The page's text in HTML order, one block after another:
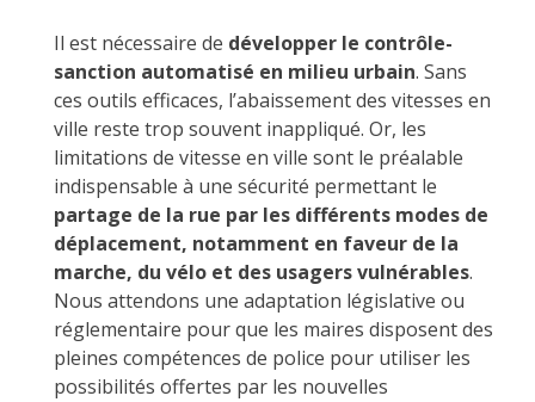
Il est nécessaire de développer le contrôle-
sanction automatisé en milieu urbain. Sans
ces outils efficaces, l’abaissement des vitesses en
ville reste trop souvent inappliqué. Or, les
limitations de vitesse en ville sont le préalable
indispensable à une sécurité permettant le
partage de la rue par les différents modes de
déplacement, notamment en faveur de la
marche, du vélo et des usagers vulnérables.
Nous attendons une adaptation législative ou
réglementaire pour que les maires disposent des
pleines compétences de police pour utiliser les
possibilités offertes par les nouvelles